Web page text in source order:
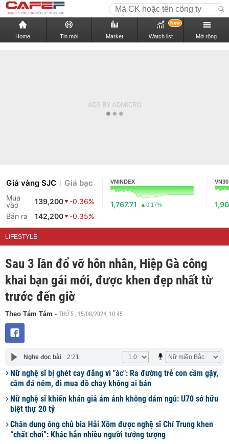
Home Tin mới Market Watch list
New
Mở rộng
Giá vàng SJC Giá bạc
Mua
vào
139,200
-0.36%
Bán ra
142,200 -0.35%
VNINDEX
1,767.71 0.17%
VN30
LIFESTYLE
Sau 3 lần đổ vỡ hôn nhân, Hiệp Gà công
khai bạn gái mới, được khen đẹp nhất từ
trước đến giờ
Theo Tám Tám - THỨ 5 , 15/08/2024, 10:45
Nghe đọc bài 2:21
Nữ nghệ sĩ bị ghét cay đắng vì "ác": Ra đường trẻ con cầm gậy,
cầm đá ném, đi mua đồ chay không ai bán
Nữ nghệ sĩ khiến khán giả ám ảnh không dám ngủ: U70 sở hữu
biệt thự 20 tỷ
Chân dung ông chủ bia Hải Xồm được nghệ sĩ Chí Trung khen
“chất chơi”: Khác hẳn nhiều người tưởng tượng